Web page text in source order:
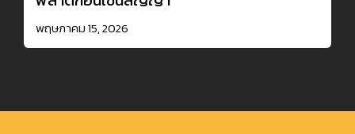
พฤษภาคม 15, 2026